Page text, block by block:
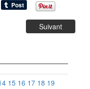
Suivant
15 16 17 18 19